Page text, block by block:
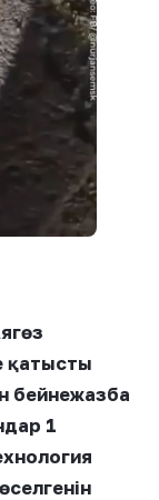
қатысты
бейнежазба
1